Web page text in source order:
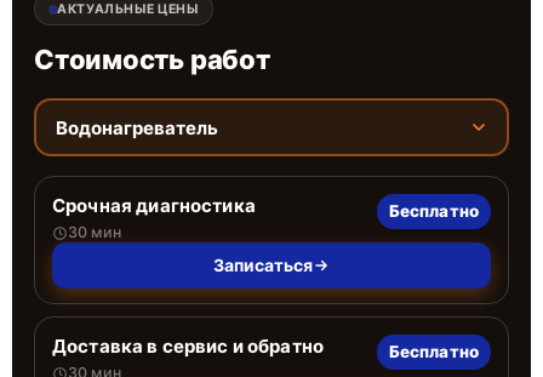
АКТУАЛЬНЫЕ ЦЕНЫ
Стоимость работ
Водонагреватель
Срочная диагностика
30 мин
Бесплатно
Записаться
Доставка в сервис и обратно
30 мин
Бесплатно